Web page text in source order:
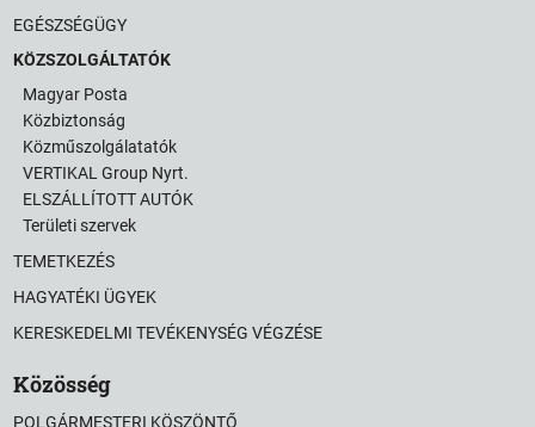
EGÉSZSÉGÜGY
KÖZSZOLGÁLTATÓK
Magyar Posta
Közbiztonság
Közműszolgálatatók
VERTIKAL Group Nyrt.
ELSZÁLLÍTOTT AUTÓK
Területi szervek
TEMETKEZÉS
HAGYATÉKI ÜGYEK
KERESKEDELMI TEVÉKENYSÉG VÉGZÉSE
Közösség
POLGÁRMESTERI KÖSZÖNTŐ